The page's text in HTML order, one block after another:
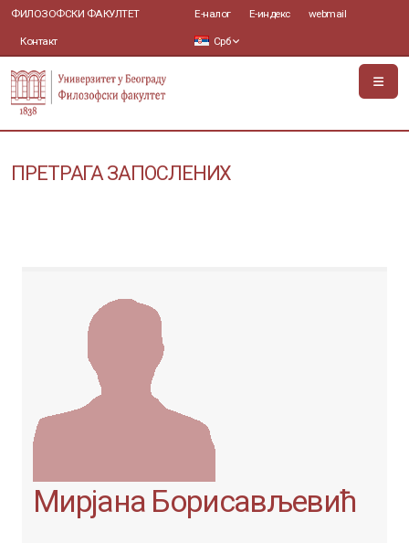
ФИЛОЗОФСКИ ФАКУЛТЕТ
Контакт
Е-налог Е-индекс webmail
Срб
ПРЕТРАГА ЗАПОСЛЕНИХ
Мирјана Борисављевић